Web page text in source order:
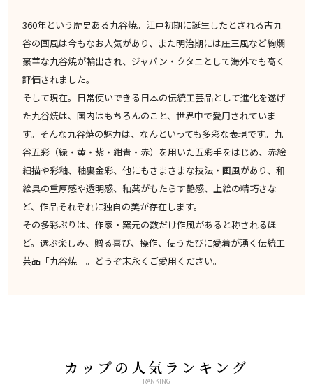
360年という歴史ある九谷焼。江戸初期に誕生したとされる古九
谷の画風は今もなお人気があり、また明治期には庄三風など絢爛
豪華な九谷焼が輸出され、ジャパン・クタニとして海外でも高く
評価されました。
そして現在。日常使いできる日本の伝統工芸品として進化を遂げ
た九谷焼は、国内はもちろんのこと、世界中で愛用されていま
す。そんな九谷焼の魅力は、なんといっても多彩な表現です。九
谷五彩（緑・黄・紫・紺青・赤）を用いた五彩手をはじめ、赤絵
細描や彩釉、釉裏金彩、他にもさまさまな技法・画風があり、和
絵具の重厚感や透明感、釉薬がもたらす艶感、上絵の精巧さな
ど、作品それぞれに独自の美が存在します。
その多彩ぶりは、作家・窯元の数だけ作風があると称されるほ
ど。選ぶ楽しみ、贈る喜び、操作、使うたびに愛着が湧く伝統工
芸品「九谷焼」。どうぞ末永くご愛用ください。
カップの人気ランキング
RANKING